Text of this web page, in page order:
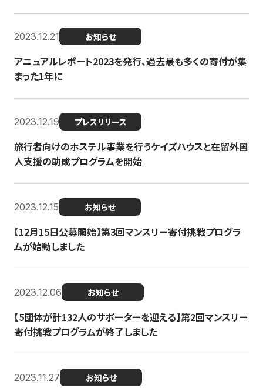
2023.12.21 お知らせ
アニュアルレポート2023を発行、過去最も多くの寄付が集
まった1年に
2023.12.19 プレスリリース
旅行者向けのホステル事業を行うケイズハウスと在留外国
人支援の助成プログラムを開始
2023.12.15 お知らせ
【12月15日公募開始】第3回マンスリー寄付挑戦プログラ
ムが始動しました
2023.12.06 お知らせ
【5団体が計132人のサポーターを迎える】第2回マンスリー
寄付挑戦プログラムが終了しました
2023.11.27 お知らせ